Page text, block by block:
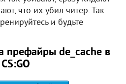
что их убил читер. Так
и будьте
префайры de_cache в
CS:GO